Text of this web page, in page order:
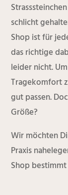
schlicht
Shop ist für
das richtige
leider nicht.
Tragekomfort
gut passen.
Größe?
Wir möchten
Praxis
Shop